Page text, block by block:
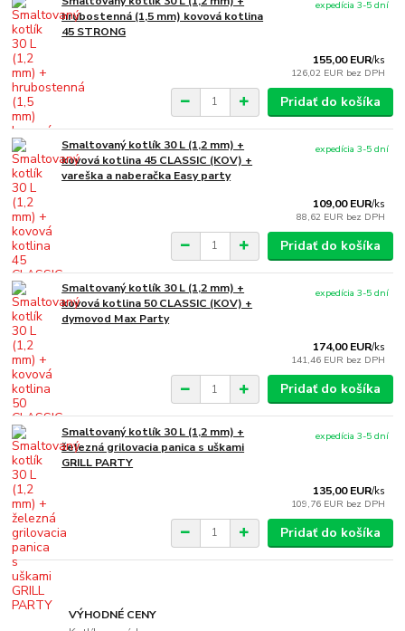
hrubostenná (1,5 mm) kovová kotlina
45 STRONG
155,00 EUR/ks
126,02 EUR bez DPH
expedícia 3-5 dní
Pridať do košíka
Smaltovaný kotlík 30 L (1,2 mm) +
kovová kotlina 45 CLASSIC (KOV) +
vareška a naberačka Easy party
109,00 EUR/ks
88,62 EUR bez DPH
expedícia 3-5 dní
Pridať do košíka
Smaltovaný kotlík 30 L (1,2 mm) +
kovová kotlina 50 CLASSIC (KOV) +
dymovod Max Party
174,00 EUR/ks
141,46 EUR bez DPH
expedícia 3-5 dní
Pridať do košíka
Smaltovaný kotlík 30 L (1,2 mm) +
železná grilovacia panica s uškami
GRILL PARTY
135,00 EUR/ks
109,76 EUR bez DPH
expedícia 3-5 dní
Pridať do košíka
VÝHODNÉ CENY